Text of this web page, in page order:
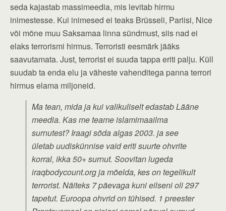
seda kajastab massimeedia, mis levitab hirmu
inimestesse. Kui inimesed ei teaks Brüsseli, Pariisi, Nice
või mõne muu Saksamaa linna sündmust, siis nad ei
elaks terrorismi hirmus. Terroristi eesmärk jääks
saavutamata. Just, terrorist ei suuda tappa eriti palju. Küll
suudab ta enda elu ja väheste vahenditega panna terrori
hirmus elama miljoneid.
Ma tean, mida ja kui valikuliselt edastab Lääne
meedia. Kas me teame islamimaailma
surnutest? Iraagi sõda algas 2003. ja see
ületab uudiskünnise vaid eriti suurte ohvrite
korral, ikka 50+ surnut. Soovitan lugeda
iraqbodycount.org ja mõelda, kes on tegelikult
terrorist. Näiteks 7 päevaga kuni eilseni oli 297
tapetut. Euroopa ohvrid on tühised. 1 preester